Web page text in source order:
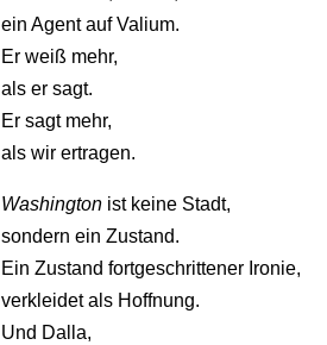
ein AgentaufValium.
Er weiß mehr,
als er sagt.
Er sagt mehr,
als wir ertragen.
Washington ist keine Stadt,
sondern ein Zustand.
Ein Zustand fortgeschrittener Ironie,
verkleidetals Hoffnung.
Und Dalla,